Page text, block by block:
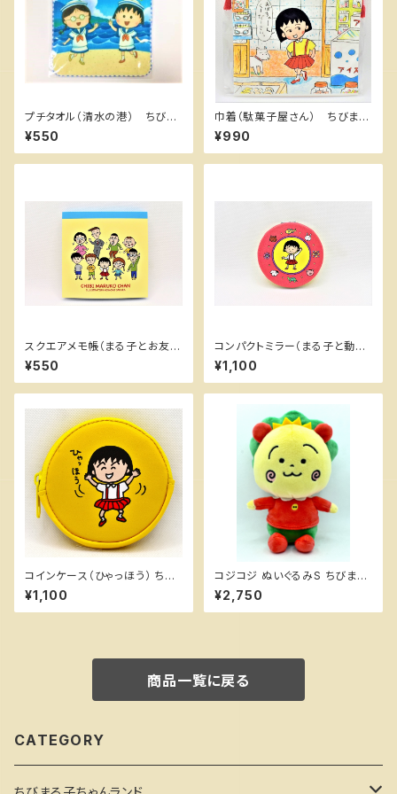
プチタオル（清水の港） ちびま
る子ちゃんランド限定
¥550
巾着（駄菓子屋さん） ちびまる
子ちゃんランド
¥990
スクエアメモ帳（まる子とお友
達） ちびまる子ちゃんランド
¥550
コンパクトミラー（まる子と動物
たち） ちびまる子ちゃんランド
¥1,100
コインケース（ひゃっほう） ちび
まる子ちゃんランド
¥1,100
コジコジ ぬいぐるみS ちびまる
子ちゃんランド
¥2,750
商品一覧に戻る
CATEGORY